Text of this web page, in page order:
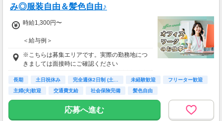
み◎服装自由＆髪色自由♪
時給1,300円〜
＜給与例＞
時給1,300円×1日8時間×月21日
＝月収218,400円
※こちらは募集エリアです。実際の勤務地につ
きましては面接時にご確認ください
長期 土日祝休み 完全週休2日制 (土… 未経験歓迎
フリーター歓迎
主婦(夫)歓迎
交通費支給 社会保険完備 髪色自由
応募へ進む